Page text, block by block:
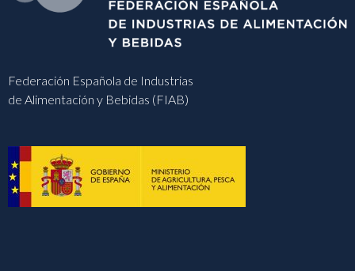
Federación Española de Industrias
de Alimentación y Bebidas (FIAB)